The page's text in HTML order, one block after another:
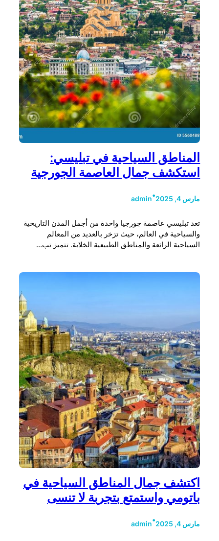
المناطق السياحية في تبليسي:
استكشف جمال العاصمة الجورجية
مارس 4, 2025 •
admin
تعد تبليسي عاصمة جورجيا واحدة من أجمل المدن التاريخية
والسياحية في العالم، حيث تزخر بالعديد من المعالم
السياحية الرائعة والمناطق الطبيعية الخلابة. تتميز تب…
اكتشف جمال المناطق السياحية في
باتومي واستمتع بتجربة لا تنسى
مارس 4, 2025 •
admin